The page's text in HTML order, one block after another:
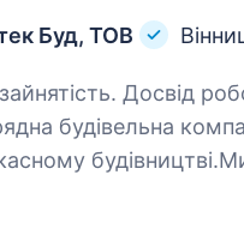
Буд, ТОВ
Досвід роботи
будівельна